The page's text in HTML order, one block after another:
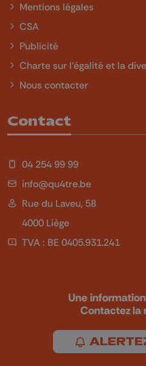
Mentions légales
CSA
Publicité
Charte sur l'égalité et la
Nous contacter
Contact
04 254 99 99
info@qu4tre.be
Rue du Laveu, 58
4000 Liège
TVA : BE 0405.931.241
Une
Contactez la